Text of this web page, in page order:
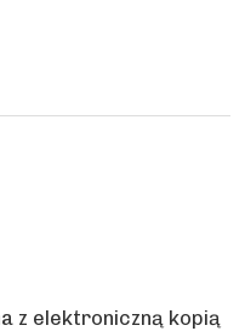
z elektroniczną kopią